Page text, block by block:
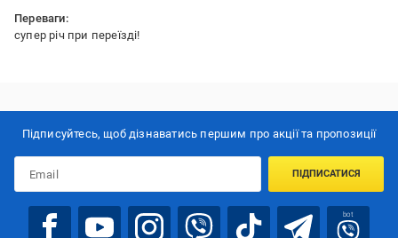
Переваги:
супер річ при переїзді!
Підписуйтесь, щоб дізнаватись першим про акції та пропозиції
ПІДПИСАТИСЯ
bot